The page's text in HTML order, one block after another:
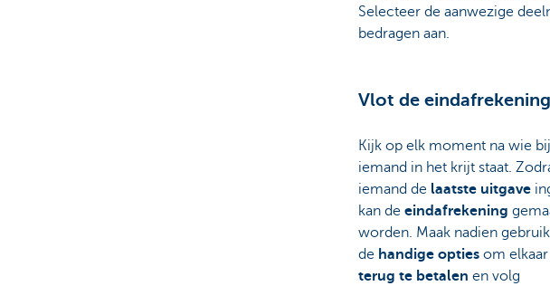
Selecteer de aanwezige
bedragen aan.
Vlot de
Kijk op elk moment na wie bij
iemand in het krijt staat.
iemand de laatste uitgave
kan de eindafrekening
worden. Maak nadien
de handige optiesom elkaar
terug te betalen en volg